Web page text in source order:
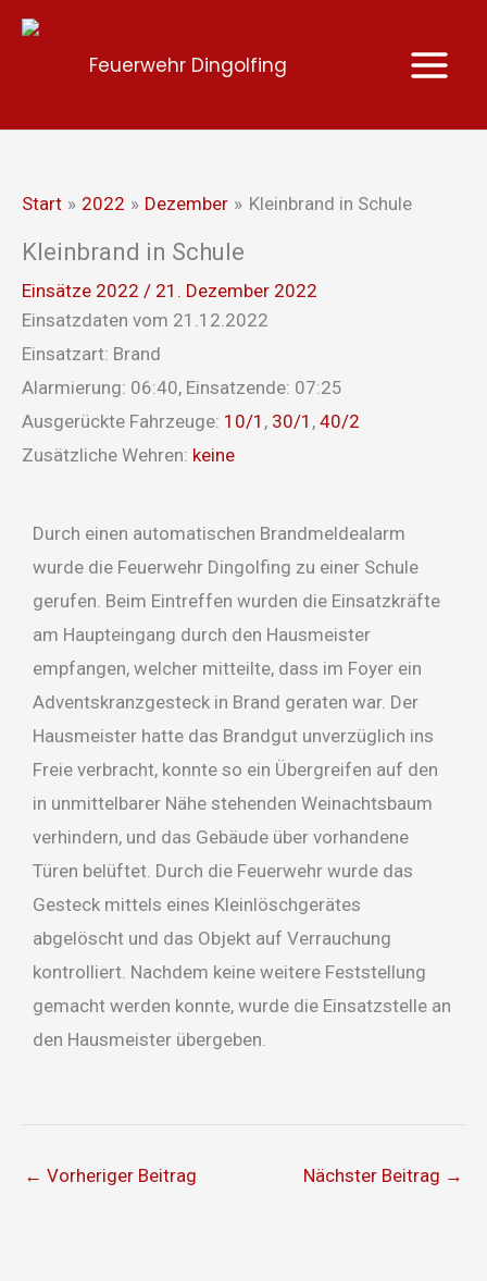
Zum
Feuerwehr Dingolfing
Start 2022 Dezember Kleinbrand in Schule
Kleinbrand in Schule
Einsätze 2022 / 21. Dezember 2022
Einsatzdaten vom 21.12.2022
Einsatzart: Brand
Alarmierung: 06:40, Einsatzende: 07:25
Ausgerückte Fahrzeuge: 10/1 , 30/1 , 40/2
Zusätzliche Wehren: keine
Durch einen automatischen Brandmeldealarm
wurde die Feuerwehr Dingolfing zu einer Schule
gerufen. Beim Eintreffen wurden die Einsatzkräfte
am Haupteingang durch den Hausmeister
empfangen, welcher mitteilte, dass im Foyer ein
Adventskranzgesteck in Brand geraten war. Der
Hausmeister hatte das Brandgut unverzüglich ins
Freie verbracht, konnte so ein Übergreifen auf den
in unmittelbarer Nähe stehenden Weinachtsbaum
verhindern, und das Gebäude über vorhandene
Türen belüftet. Durch die Feuerwehr wurde das
Gesteck mittels eines Kleinlöschgerätes
abgelöscht und das Objekt auf Verrauchung
kontrolliert. Nachdem keine weitere Feststellung
gemacht werden konnte, wurde die Einsatzstelle an
den Hausmeister übergeben.
← Vorheriger Beitrag Nächster Beitrag →